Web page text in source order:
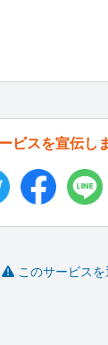
ビスを宣伝し
このサービス